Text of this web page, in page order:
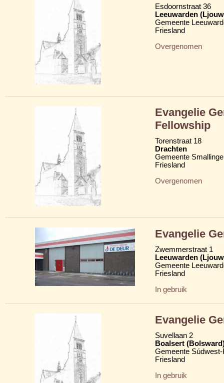
Esdoornstraat 36
Leeuwarden
Gemeente
Friesland
Overgenomen
Evangelie
Fellowship
Torenstraat 18
Drachten
Gemeente
Friesland
Overgenomen
Evangelie
Zwemmerstraat 1
Leeuwarden
Gemeente
Friesland
In gebruik
Evangelie
Suvellaan 2
Boalsert
Gemeente
Friesland
In gebruik